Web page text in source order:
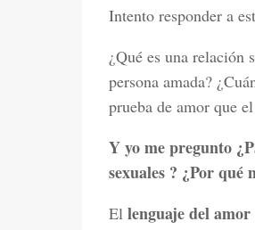
Intento responder a
¿Qué es una relación
persona amada?
prueba de amor que
Y yo me pregunto
sexuales ? ¿Por qué
El lenguaje del amor